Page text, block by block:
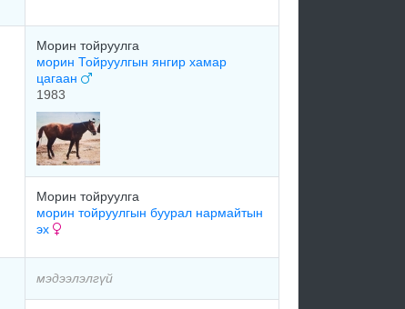
Морин тойруулга
морин Тойруулгын янгир хамар
цагаан
1983
Морин тойруулга
морин тойруулгын буурал нармайтын
эх
мэдээлэлгүй